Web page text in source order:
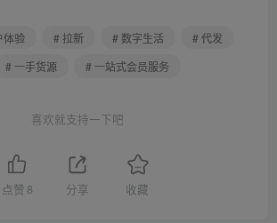
体验 # 拉新 # 数字生活
# 代发
# 一手货源 # 一站式会员服务
喜欢就支持一下吧
点赞 8 分享 收藏